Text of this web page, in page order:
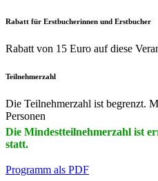
Rabatt für Erstbucherinnen und Erstbucher
Rabatt von 15 Euro auf diese
Teilnehmerzahl
Die Teilnehmerzahl ist begrenzt.
Personen
Die Mindestteilnehmerzahl ist
statt.
Programm als PDF